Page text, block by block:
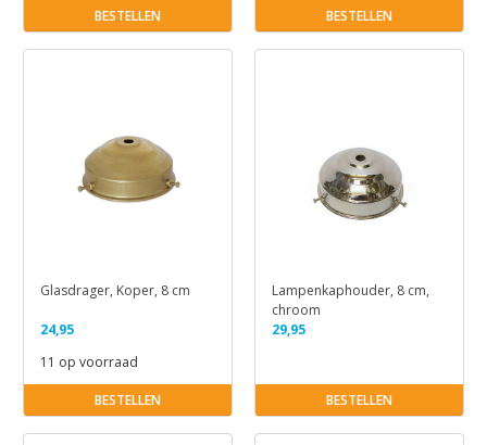
BESTELLEN BESTELLEN
Glasdrager, Koper, 8 cm
24,95
11 op voorraad
BESTELLEN
Lampenkaphouder, 8 cm,
chroom
29,95
BESTELLEN